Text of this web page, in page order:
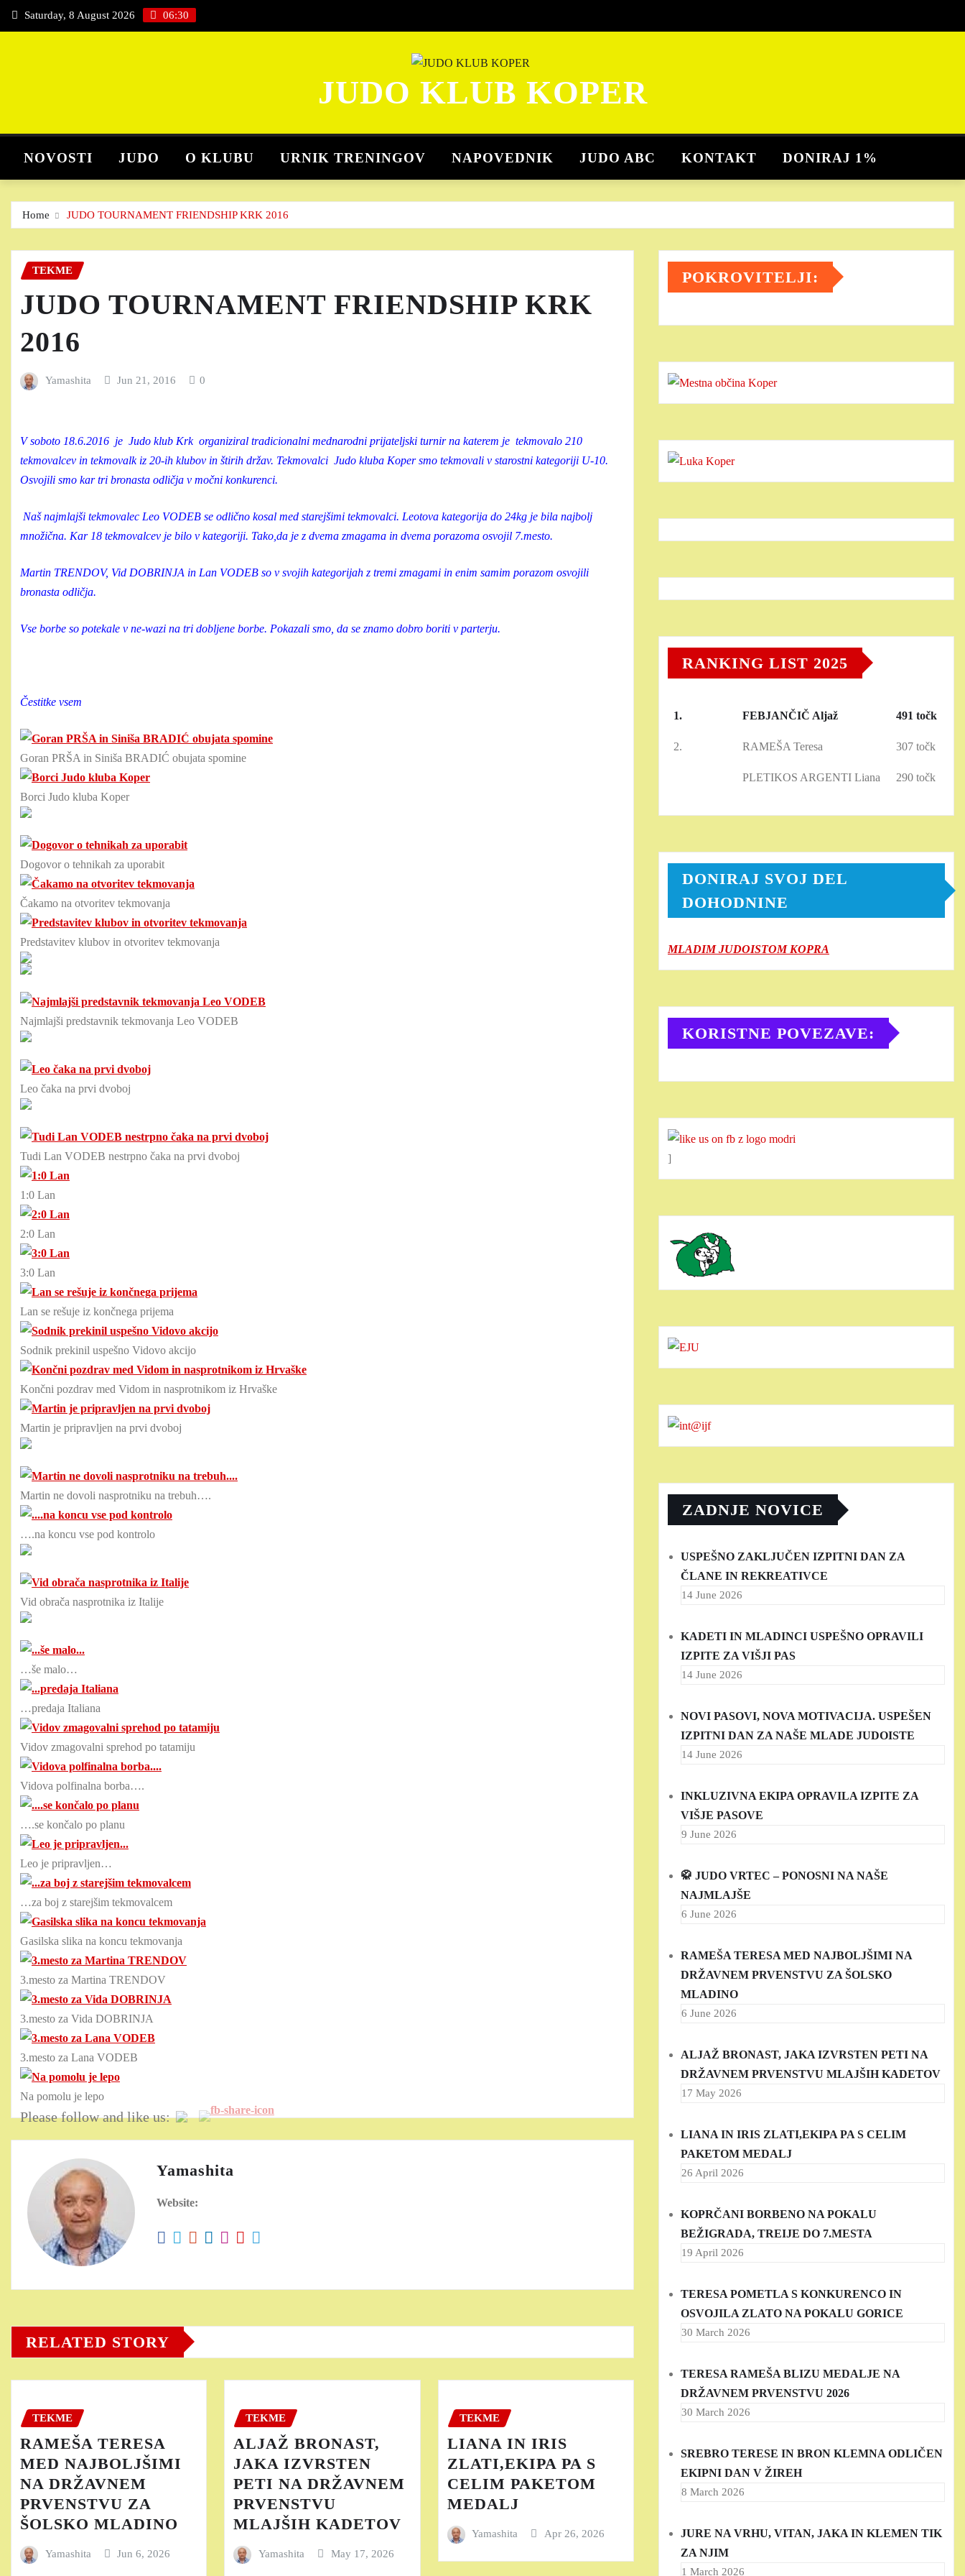
Skip
Saturday, 8 August 2026 06:30
JUDO KLUB KOPER
NOVOSTI JUDO O KLUBU URNIK TRENINGOV NAPOVEDNIK JUDO ABC KONTAKT DONIRAJ 1%
Home JUDO TOURNAMENT FRIENDSHIP KRK 2016
TEKME
JUDO TOURNAMENT FRIENDSHIP KRK
2016
Yamashita Jun 21, 2016 0
V soboto 18.6.2016 je Judo klub Krk organiziral tradicionalni mednarodni prijateljski turnir na katerem je tekmovalo 210
tekmovalcev in tekmovalk iz 20-ih klubov in štirih držav. Tekmovalci Judo kluba Koper smo tekmovali v starostni kategoriji U-10.
Osvojili smo kar tri bronasta odličja v močni konkurenci.
Naš najmlajši tekmovalec Leo VODEB se odlično kosal med starejšimi tekmovalci. Leotova kategorija do 24kg je bila najbolj
množična. Kar 18 tekmovalcev je bilo v kategoriji. Tako,da je z dvema zmagama in dvema porazoma osvojil 7.mesto.
Martin TRENDOV, Vid DOBRINJA in Lan VODEB so v svojih kategorijah z tremi zmagami in enim samim porazom osvojili
bronasta odličja.
Vse borbe so potekale v ne-wazi na tri dobljene borbe. Pokazali smo, da se znamo dobro boriti v parterju.
Čestitke vsem
Goran PRŠA in Siniša BRADIĆ obujata spomine
Borci Judo kluba Koper
Dogovor o tehnikah za uporabit
Čakamo na otvoritev tekmovanja
Predstavitev klubov in otvoritev tekmovanja
Najmlajši predstavnik tekmovanja Leo VODEB
Leo čaka na prvi dvoboj
Tudi Lan VODEB nestrpno čaka na prvi dvoboj
1:0 Lan
2:0 Lan
3:0 Lan
Lan se rešuje iz končnega prijema
Sodnik prekinil uspešno Vidovo akcijo
Končni pozdrav med Vidom in nasprotnikom iz Hrvaške
Martin je pripravljen na prvi dvoboj
Martin ne dovoli nasprotniku na trebuh….
….na koncu vse pod kontrolo
Vid obrača nasprotnika iz Italije
…še malo…
…predaja Italiana
Vidov zmagovalni sprehod po tatamiju
Vidova polfinalna borba….
….se končalo po planu
Leo je pripravljen…
…za boj z starejšim tekmovalcem
Gasilska slika na koncu tekmovanja
3.mesto za Martina TRENDOV
3.mesto za Vida DOBRINJA
3.mesto za Lana VODEB
Na pomolu je lepo
Please follow and like us:
Yamashita
Website:
RELATED STORY
TEKME
RAMEŠA TERESA
MED NAJBOLJŠIMI
NA DRŽAVNEM
PRVENSTVU ZA
ŠOLSKO MLADINO
Yamashita Jun 6, 2026
TEKME
ALJAŽ BRONAST,
JAKA IZVRSTEN
PETI NA DRŽAVNEM
PRVENSTVU
MLAJŠIH KADETOV
Yamashita May 17, 2026
TEKME
LIANA IN IRIS
ZLATI,EKIPA PA S
CELIM PAKETOM
MEDALJ
Yamashita Apr 26, 2026
POKROVITELJI:
RANKING LIST 2025
1. FEBJANČIČ Aljaž 491 točk
2. RAMEŠA Teresa 307 točk
PLETIKOS ARGENTI Liana 290 točk
DONIRAJ SVOJ DEL
DOHODNINE
MLADIM JUDOISTOM KOPRA
KORISTNE POVEZAVE:
]
ZADNJE NOVICE
USPEŠNO ZAKLJUČEN IZPITNI DAN ZA
ČLANE IN REKREATIVCE
14 June 2026
KADETI IN MLADINCI USPEŠNO OPRAVILI
IZPITE ZA VIŠJI PAS
14 June 2026
NOVI PASOVI, NOVA MOTIVACIJA. USPEŠEN
IZPITNI DAN ZA NAŠE MLADE JUDOISTE
14 June 2026
INKLUZIVNA EKIPA OPRAVILA IZPITE ZA
VIŠJE PASOVE
9 June 2026
🥋 JUDO VRTEC – PONOSNI NA NAŠE
NAJMLAJŠE
6 June 2026
RAMEŠA TERESA MED NAJBOLJŠIMI NA
DRŽAVNEM PRVENSTVU ZA ŠOLSKO
MLADINO
6 June 2026
ALJAŽ BRONAST, JAKA IZVRSTEN PETI NA
DRŽAVNEM PRVENSTVU MLAJŠIH KADETOV
17 May 2026
LIANA IN IRIS ZLATI,EKIPA PA S CELIM
PAKETOM MEDALJ
26 April 2026
KOPRČANI BORBENO NA POKALU
BEŽIGRADA, TREIJE DO 7.MESTA
19 April 2026
TERESA POMETLA S KONKURENCO IN
OSVOJILA ZLATO NA POKALU GORICE
30 March 2026
TERESA RAMEŠA BLIZU MEDALJE NA
DRŽAVNEM PRVENSTVU 2026
30 March 2026
SREBRO TERESE IN BRON KLEMNA ODLIČEN
EKIPNI DAN V ŽIREH
8 March 2026
JURE NA VRHU, VITAN, JAKA IN KLEMEN TIK
ZA NJIM
1 March 2026